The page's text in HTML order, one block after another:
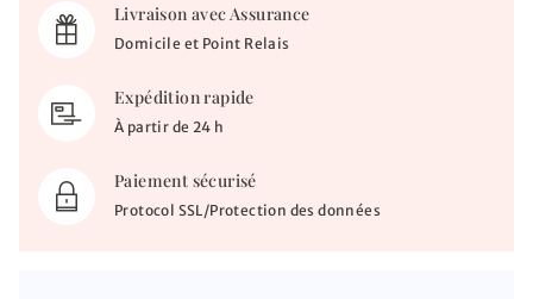
Livraison avec Assurance
Domicile et Point Relais
Expédition rapide
À partir de 24 h
Paiement sécurisé
Protocol SSL/Protection des données